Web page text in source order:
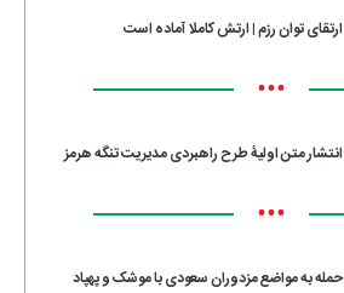
ارتقای توان رزم | ارتش کاملا آماده است
•••
انتشار متن اولیۀ طرح راهبردی مدیریت تنگه هرمز
•••
حمله به مواضع مزدوران سعودی با موشک و پهپاد